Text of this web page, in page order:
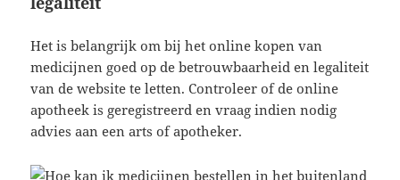
Het is belangrijk om bij het online kopen van
medicijnen goed op de betrouwbaarheid en legaliteit
van de website te letten. Controleer of de online
apotheek is geregistreerd en vraag indien nodig
advies aan een arts of apotheker.